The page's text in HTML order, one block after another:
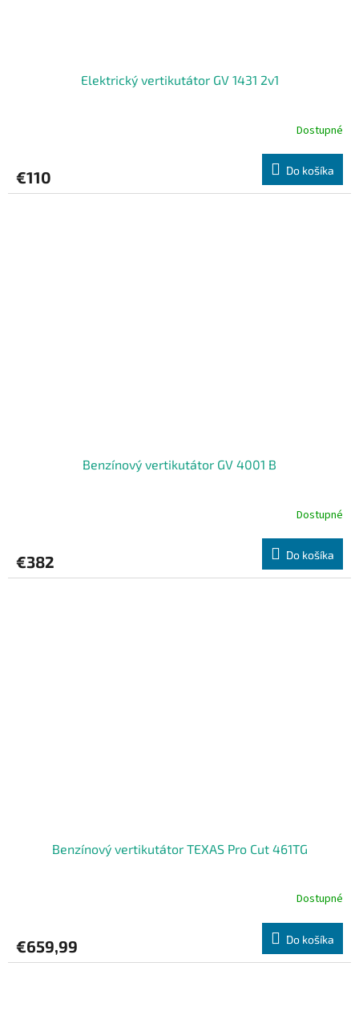
Elektrický vertikutátor GV 1431 2v1
Dostupné
€110 Do košíka
Benzínový vertikutátor GV 4001 B
Dostupné
€382 Do košíka
Benzínový vertikutátor TEXAS Pro Cut 461TG
Dostupné
€659,99 Do košíka